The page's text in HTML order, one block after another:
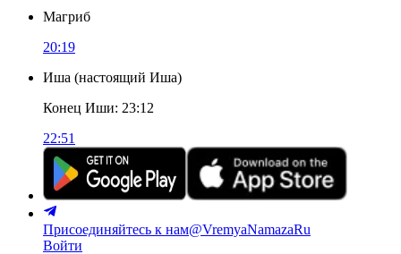
Магриб
20:19
Иша (настоящий Иша)
Конец Иши: 23:12
22:51
Присоединяйтесь к нам@VremyaNamazaRu
Войти